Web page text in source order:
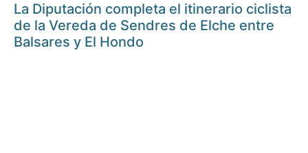
La Diputación completa el itinerario ciclista
de la Vereda de Sendres de Elche entre
Balsares y El Hondo